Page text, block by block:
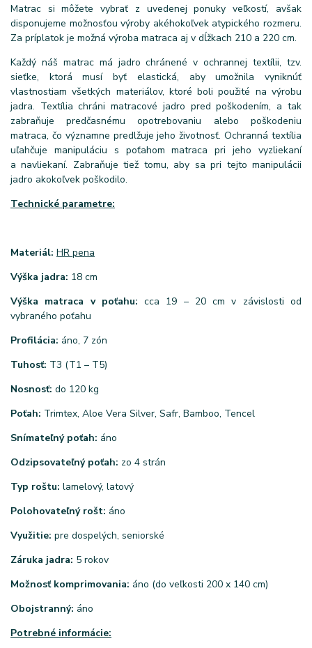
Matrac si môžete vybrať z uvedenej ponuky veľkostí, avšak
disponujeme možnosťou výroby akéhokoľvek atypického rozmeru.
Za príplatok je možná výroba matraca aj v dĺžkach 210 a 220 cm.
Každý náš matrac má jadro chránené v ochrannej textílii, tzv.
sieťke, ktorá musí byť elastická, aby umožnila vyniknúť
vlastnostiam všetkých materiálov, ktoré boli použité na výrobu
jadra. Textília chráni matracové jadro pred poškodením, a tak
zabraňuje predčasnému opotrebovaniu alebo poškodeniu
matraca, čo významne predlžuje jeho životnosť. Ochranná textília
uľahčuje manipuláciu s poťahom matraca pri jeho vyzliekaní
a navliekaní. Zabraňuje tiež tomu, aby sa pri tejto manipulácii
jadro akokoľvek poškodilo.
Technické parametre:
Materiál: HR pena
Výška jadra: 18 cm
Výška matraca v poťahu: cca 19 – 20 cm v závislosti od
vybraného poťahu
Profilácia: áno, 7 zón
Tuhosť: T3 (T1 – T5)
Nosnosť: do 120 kg
Poťah: Trimtex, Aloe Vera Silver, Safr, Bamboo, Tencel
Snímateľný poťah: áno
Odzipsovateľný poťah: zo 4 strán
Typ roštu: lamelový, latový
Polohovateľný rošt: áno
Využitie: pre dospelých, seniorské
Záruka jadra: 5 rokov
Možnosť komprimovania: áno (do veľkosti 200 x 140 cm)
Obojstranný: áno
Potrebné informácie: